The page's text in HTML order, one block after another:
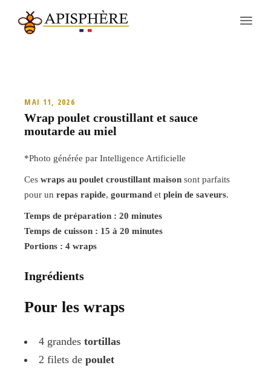
MAI 11, 2026
Wrap poulet croustillant et sauce
moutarde au miel
*Photo générée par Intelligence Artificielle
Ceswraps au poulet croustillant maison sont parfaits
pour unrepas rapide,gourmand etplein de saveurs.
Temps de préparation : 20 minutes
Temps de cuisson : 15 à 20 minutes
Portions : 4 wraps
Ingrédients
Pour les wraps
4 grandestortillas
2 filets depoulet